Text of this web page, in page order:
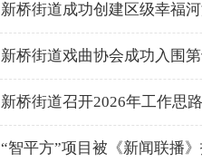
新桥街道成功创建区级幸福
新桥街道戏曲协会成功入围
新桥街道召开2026年工作思
“智平方”项目被《新闻联播